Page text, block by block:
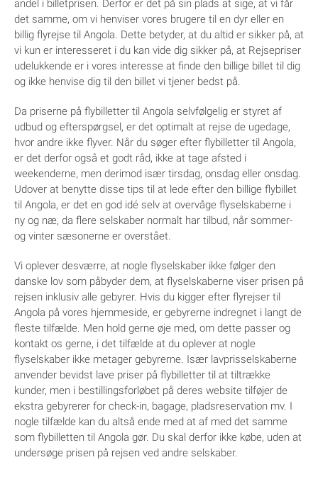
andel i billetprisen. Derfor er det på sin plads at sige, at vi får
det samme, om vi henviser vores brugere til en dyr eller en
billig flyrejse til Angola. Dette betyder, at du altid er sikker på, at
vi kun er interesseret i du kan vide dig sikker på, at Rejsepriser
udelukkende er i vores interesse at finde den billige billet til dig
og ikke henvise dig til den billet vi tjener bedst på.
Da priserne på flybilletter til Angola selvfølgelig er styret af
udbud og efterspørgsel, er det optimalt at rejse de ugedage,
hvor andre ikke flyver. Når du søger efter flybilletter til Angola,
er det derfor også et godt råd, ikke at tage afsted i
weekenderne, men derimod især tirsdag, onsdag eller onsdag.
Udover at benytte disse tips til at lede efter den billige flybillet
til Angola, er det en god idé selv at overvåge flyselskaberne i
ny og næ, da flere selskaber normalt har tilbud, når sommer-
og vinter sæsonerne er overstået.
Vi oplever desværre, at nogle flyselskaber ikke følger den
danske lov som påbyder dem, at flyselskaberne viser prisen på
rejsen inklusiv alle gebyrer. Hvis du kigger efter flyrejser til
Angola på vores hjemmeside, er gebyrerne indregnet i langt de
fleste tilfælde. Men hold gerne øje med, om dette passer og
kontakt os gerne, i det tilfælde at du oplever at nogle
flyselskaber ikke metager gebyrerne. Især lavprisselskaberne
anvender bevidst lave priser på flybilletter til at tiltrække
kunder, men i bestillingsforløbet på deres website tilføjer de
ekstra gebyrerer for check-in, bagage, pladsreservation mv. I
nogle tilfælde kan du altså ende med at af med det samme
som flybilletten til Angola gør. Du skal derfor ikke købe, uden at
undersøge prisen på rejsen ved andre selskaber.